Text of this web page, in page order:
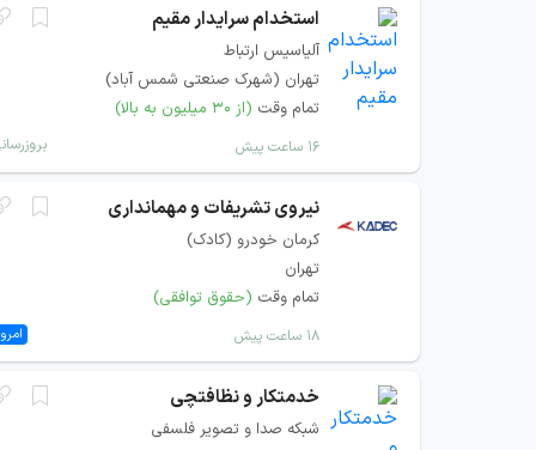
استخدام سرایدار مقیم
آلیاسیس ارتباط
تهران (شهرک صنعتی شمس آباد)
تمام وقت (از ۳۰ میلیون به بالا)
۱۶ ساعت پیش
نیروی تشریفات و مهمانداری
کرمان خودرو (کادک)
تهران
تمام وقت (حقوق توافقی)
۱۸ ساعت پیش
خدمتکار و نظافتچی
شبکه صدا و تصویر فلسفی